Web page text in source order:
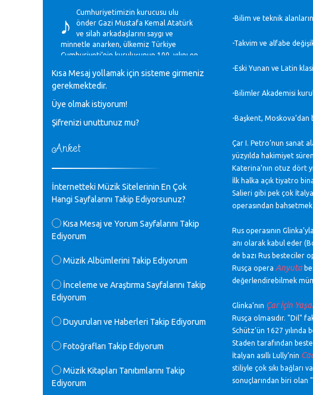
♪
Cumhuriyetimizin kurucusu ulu
önder Gazi Mustafa Kemal Atatürk
ve silah arkadaşlarını saygı ve
minnetle anarken, ülkemiz Türkiye
Cumhuriyeti’nin kuruluşunun 100. yılını en
Mavi Nota - 28.10.2023
♪
Müzik Bölümlerinin Eğitim
Gülşah Sargın Kaptaş - 28.10.2023
♪
Mavi Nota - 07.02.2023
♪
30 yıl sonra karşılaşmak çok güzel
Kurtuluş, teveccüh etmişsin çok
verirsen sevinirim, selamlar, sevgiler.
♪
yıllarımda özel radyo yayıncılığı
ödülüne layık görülmüştüm evde yıllar
arayayım dediğimde ikinci büyük şoku
yaşadım 1994 de verdiği ödülü değerli
hocam arşivinde fotoğraf larımız ile
Kısa Mesaj yollamak için sisteme girmeniz
gerekmektedir.
Üye olmak istiyorum!
Şifrenizi unuttunuz mu?
Anket
İnternetteki Müzik Sitelerinin En Çok
Hangi Sayfalarını Takip Ediyorsunuz?
Kısa Mesaj ve Yorum Sayfalarını Takip
Ediyorum
Müzik Albümlerini Takip Ediyorum
İnceleme ve Araştırma Sayfalarını Takip
Ediyorum
Duyuruları ve Haberleri Takip Ediyorum
Fotoğrafları Takip Ediyorum
Müzik Kitapları Tanıtımlarını Takip
Ediyorum
-Bilim ve teknik
-Takvim ve alfabe
-Eski Yunan ve Latin
-Bilimler Akademisi
-Başkent, Moskova’dan
Çar I. Petro’nun sanat
yüzyılda hakimiyet
Katerina’nın otuz dört
İlk halka açık tiyatro
Salieri gibi pek çok
operasından
Rus operasının
anı olarak kabul eder
de bazı Rus besteciler
Rusça opera Anyuta
değerlendirebilmek
Glinka’nın Çar İçin
Rusça olmasıdır. "Dil"
Schütz’ün 1627 yılında
Staden tarafından
İtalyan asıllı Lully’nin
stiliyle çok sıkı bağları
sonuçlarından biri olan